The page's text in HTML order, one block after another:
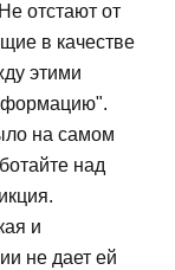
отстают от
в качестве
этими
на самом
над
и
не дает ей